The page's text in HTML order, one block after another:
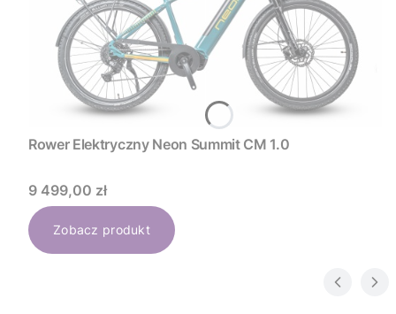
Rower Elektryczny Neon Summit CM 1.0
Cena
9 499,00 zł
Zobacz produkt